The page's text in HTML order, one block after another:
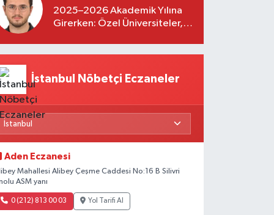
2025–2026 Akademik Yılına
Girerken: Özel Üniversiteler,
İstanbul Nöbetçi Eczaneler
Aden Eczanesi
Mahallesi Alibey Çeşme Caddesi No:16 B Silivri
ASM yanı
0 (212) 813 00 03 Yol Tarifi Al